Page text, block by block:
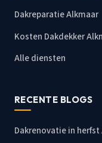
Dakreparatie Alkmaar
Kosten Dakdekker
Alle diensten
RECENTE BLOGS
Dakrenovatie in